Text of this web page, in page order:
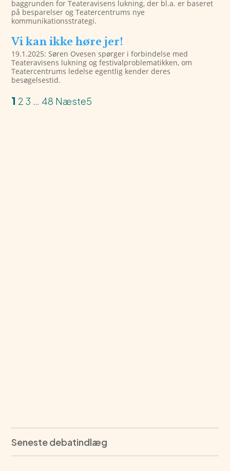
baggrunden for Teateravisens lukning, der bl.a. er baseret
på besparelser og Teatercentrums nye
kommunikationsstrategi.
Vi kan ikke høre jer!
19.1.2025: Søren Ovesen spørger i forbindelse med
Teateravisens lukning og festivalproblematikken, om
Teatercentrums ledelse egentlig kender deres
besøgelsestid.
1 2 3 … 48 Næste
Seneste debatindlæg